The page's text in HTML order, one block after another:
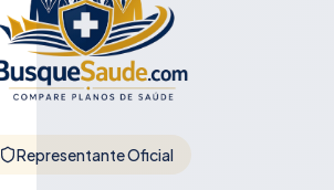
Representante Oficial